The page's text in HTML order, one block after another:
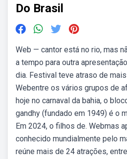
Do Brasil
Web — cantor está no rio, mas
a tempo para outra
dia. Festival teve atraso de
Webentre os vários grupos de
hoje no carnaval da bahia, o
gandhy (fundado em 1949) é o
Em 2024, o filhos de. Webmas
conhecido mundialmente pelo
reúne mais de 24 atrações,